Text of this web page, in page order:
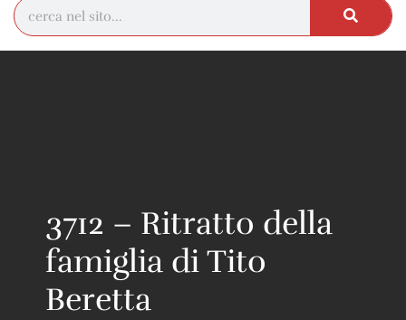
3712 – Ritratto della
famiglia di Tito
Beretta